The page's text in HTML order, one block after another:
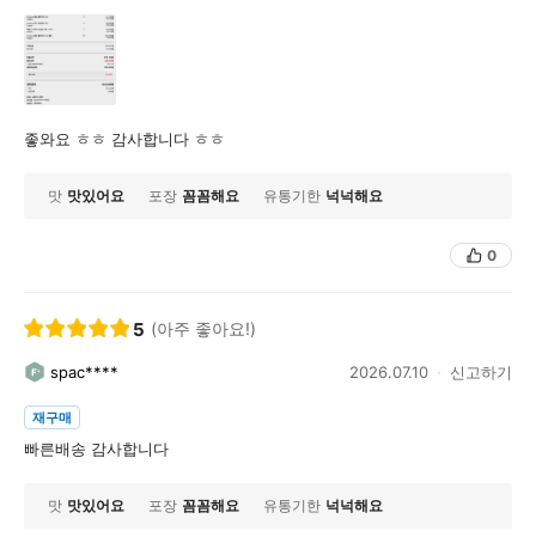
좋와요 ㅎㅎ 감사합니다 ㅎㅎ
맛 맛있어요 포장 꼼꼼해요 유통기한 넉넉해요
0
5 (아주 좋아요!)
spac**** 2026.07.10 신고하기
재구매
빠른배송 감사합니다
맛 맛있어요 포장 꼼꼼해요 유통기한 넉넉해요